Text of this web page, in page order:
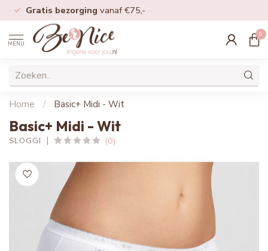
Gratis bezorging vanaf €75,-
MENU
0
Home / Basic+ Midi - Wit
Basic+ Midi - Wit
SLOGGI (0)